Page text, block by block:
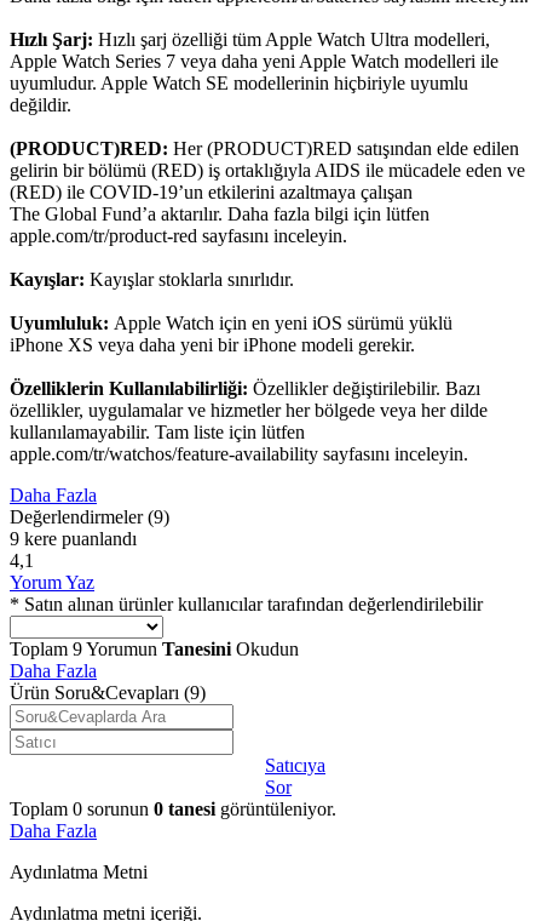
Hızlı Şarj: Hızlı şarj özelliği tüm Apple Watch Ultra modelleri,
Apple Watch Series 7 veya daha yeni Apple Watch modelleri ile
uyumludur. Apple Watch SE modellerinin hiçbiriyle uyumlu
değildir.
(PRODUCT)RED: Her (PRODUCT)RED satışından elde edilen
gelirin bir bölümü (RED) iş ortaklığıyla AIDS ile mücadele eden ve
(RED) ile COVID-19’un etkilerini azaltmaya çalışan
The Global Fund’a aktarılır. Daha fazla bilgi için lütfen
apple.com/tr/product-red sayfasını inceleyin.
Kayışlar: Kayışlar stoklarla sınırlıdır.
Uyumluluk: Apple Watch için en yeni iOS sürümü yüklü
iPhone XS veya daha yeni bir iPhone modeli gerekir.
Özelliklerin Kullanılabilirliği: Özellikler değiştirilebilir. Bazı
özellikler, uygulamalar ve hizmetler her bölgede veya her dilde
kullanılamayabilir. Tam liste için lütfen
apple.com/tr/watchos/feature-availability sayfasını inceleyin.
Daha Fazla
Değerlendirmeler (9)
9 kere puanlandı
4,1
Yorum Yaz
* Satın alınan ürünler kullanıcılar tarafından değerlendirilebilir
Toplam 9Yorumun Tanesini Okudun
Daha Fazla
Ürün Soru&Cevapları (9)
Satıcıya
Sor
Toplam 0 sorunun 0 tanesi görüntüleniyor.
Daha Fazla
Aydınlatma Metni
Aydınlatma metni içeriği.